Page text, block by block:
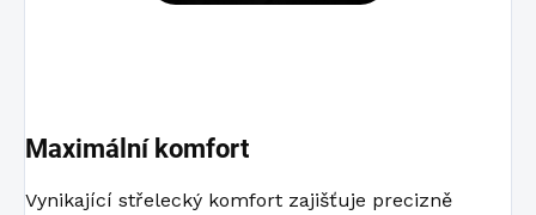
Maximální komfort
Vynikající střelecký komfort zajišťuje precizně